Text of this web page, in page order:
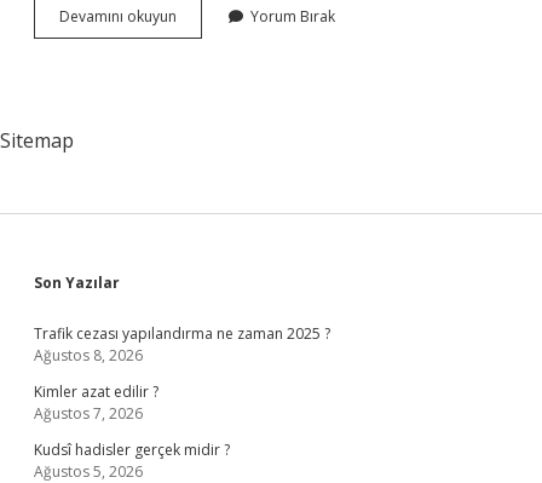
Devamını okuyun Kutuplarda
Ağırlık
Yorum Bırak
Sitemap
Sidebar
Son Yazılar
Trafik cezası yapılandırma ne zaman 2025 ?
Ağustos 8, 2026
Kimler azat edilir ?
Ağustos 7, 2026
Kudsî hadisler gerçek midir ?
Ağustos 5, 2026